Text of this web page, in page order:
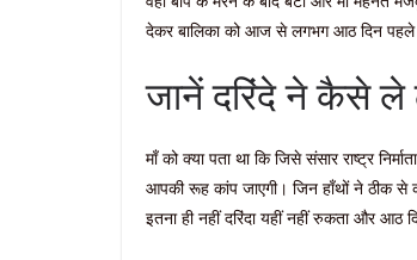
देकर बालिका को आज से लगभग आठ दिन पहले
जानें दरिंदे ने कैसे ले
माँ को क्या पता था कि जिसे संसार राष्ट्र
आपकी रूह कांप जाएगी। जिन हाँथों ने ठीक से
इतना ही नहीं दरिंदा यहीं नहीं रुकता और आठ